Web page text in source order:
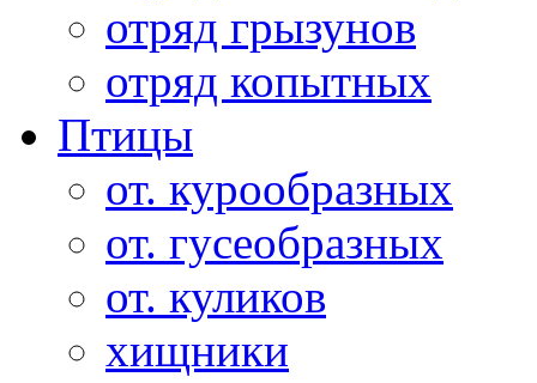
отряд грызунов
отряд копытных
Птицы
от. курообразных
от. гусеобразных
от. куликов
хищники